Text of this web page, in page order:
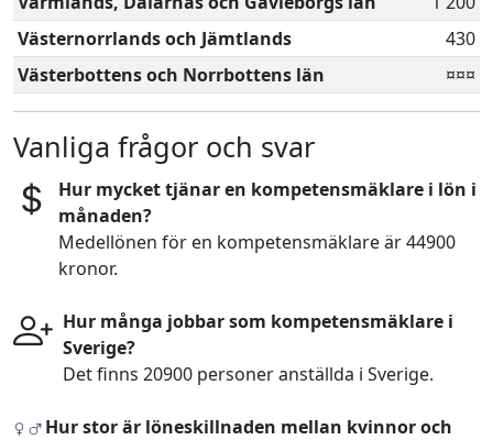
Västernorrlands och Jämtlands
430
Västerbottens och Norrbottens län
¤¤¤
Vanliga frågor och svar
Hur mycket tjänar en kompetensmäklare i lön i
månaden?
Medellönen för en kompetensmäklare är 44900
kronor.
Hur många jobbar som kompetensmäklare i
Sverige?
Det finns 20900 personer anställda i Sverige.
Hur stor är löneskillnaden mellan kvinnor och